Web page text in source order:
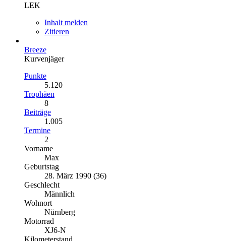
LEK
Inhalt melden
Zitieren
Breeze
Kurvenjäger
Punkte
5.120
Trophäen
8
Beiträge
1.005
Termine
2
Vorname
Max
Geburtstag
28. März 1990 (36)
Geschlecht
Männlich
Wohnort
Nürnberg
Motorrad
XJ6-N
Kilometerstand